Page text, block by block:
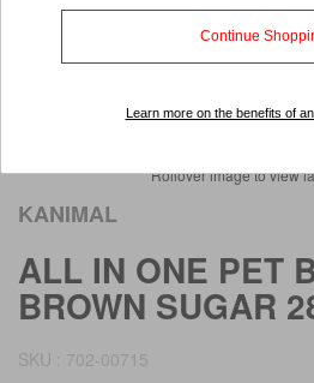
Rollover image to view
KANIMAL
ALL IN ONE PET
BROWN SUGAR
SKU : 702-00715
Continue
Learn more on the benefits of